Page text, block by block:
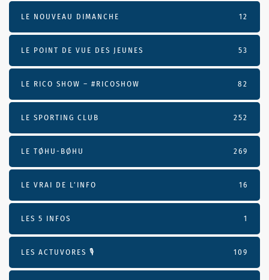
LE NOUVEAU DIMANCHE 12
LE POINT DE VUE DES JEUNES 53
LE RICO SHOW – #RICOSHOW 82
LE SPORTING CLUB 252
LE TØHU-BØHU 269
LE VRAI DE L’INFO 16
LES 5 INFOS 1
LES ACTUVORES 🎙 109